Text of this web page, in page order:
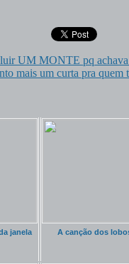
UM MONTE pq
mais um curta pra quem
janela A canção dos